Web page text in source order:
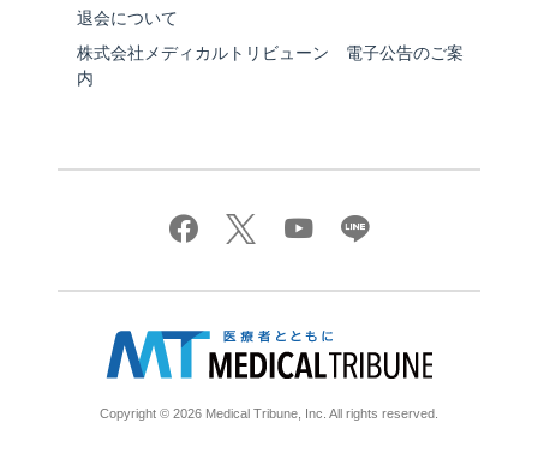
退会について
株式会社メディカルトリビューン 電子公告のご案
内
Copyright © 2026 Medical Tribune, Inc. All rights reserved.